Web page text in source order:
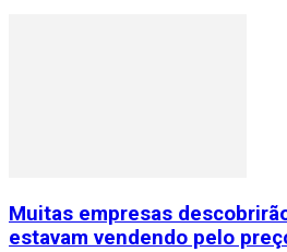
Muitas empresas
estavam vendendo pelo